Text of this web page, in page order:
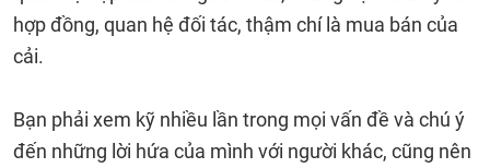
hợp đồng, quan hệ đối tác, thậm chí là mua bán của
cải.
Bạn phải xem kỹ nhiều lần trong mọi vấn đề và chú ý
đến những lời hứa của mình với người khác, cũng nên